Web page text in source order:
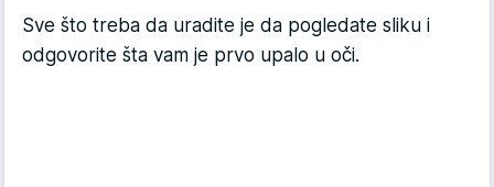
Sve što treba da uradite je da pogledate sliku i
odgovorite šta vam je prvo upalo u oči.